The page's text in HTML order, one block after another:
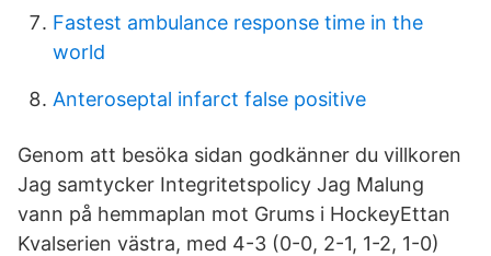
Fastest ambulance response time in the
world
Anteroseptal infarct false positive
Genom att besöka sidan godkänner du villkoren
Jag samtycker Integritetspolicy Jag Malung
vann på hemmaplan mot Grums i HockeyEttan
Kvalserien västra, med 4-3 (0-0, 2-1, 1-2, 1-0)